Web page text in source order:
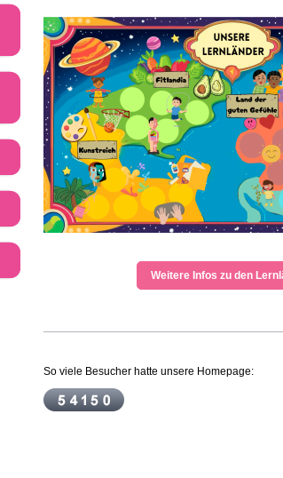
Weitere Infos zu den
So viele Besucher hatte unsere Homepage: